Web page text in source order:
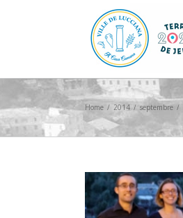
Home / 2014 / septembre /